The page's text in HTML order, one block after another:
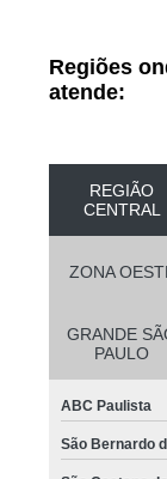
Regiões
atende:
REGIÃO
CENTRAL
ZONA
GRANDE
PAULO
ABC Paulista
São Bernardo